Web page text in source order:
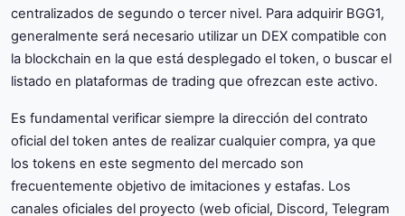
centralizados de segundo o tercer nivel. Para adquirir BGG1,
generalmente será necesario utilizar un DEX compatible con
la blockchain en la que está desplegado el token, o buscar el
listado en plataformas de trading que ofrezcan este activo.
Es fundamental verificar siempre la dirección del contrato
oficial del token antes de realizar cualquier compra, ya que
los tokens en este segmento del mercado son
frecuentemente objetivo de imitaciones y estafas. Los
canales oficiales del proyecto (web oficial, Discord, Telegram